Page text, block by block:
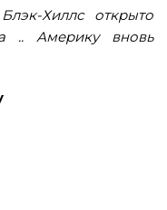
Хиллс открыто
.. Америку вновь